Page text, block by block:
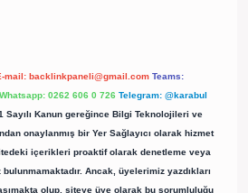
mail: backlinkpaneli@gmail.com Teams:
Whatsapp: 0262 606 0 726 Telegram: @karabul
Sayılı Kanun gereğince Bilgi Teknolojileri ve
onaylanmış bir Yer Sağlayıcı olarak hizmet
içerikleri proaktif olarak denetleme veya
Ancak, üyelerimiz yazdıkları
olup, siteye üye olarak bu sorumluluğu